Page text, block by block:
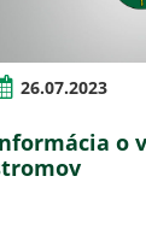
26.07.2023
o